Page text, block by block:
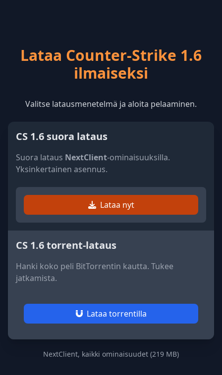
Lataa Counter-Strike 1.6
ilmaiseksi
Valitse latausmenetelmä ja aloita pelaaminen.
CS 1.6 suora lataus
Suora lataus NextClient-ominaisuuksilla.
Yksinkertainen asennus.
Lataa nyt
CS 1.6 torrent-lataus
Hanki koko peli BitTorrentin kautta. Tukee
jatkamista.
Lataa torrentilla
NextClient, kaikki ominaisuudet (219 MB)